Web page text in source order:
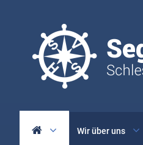
Wir über uns